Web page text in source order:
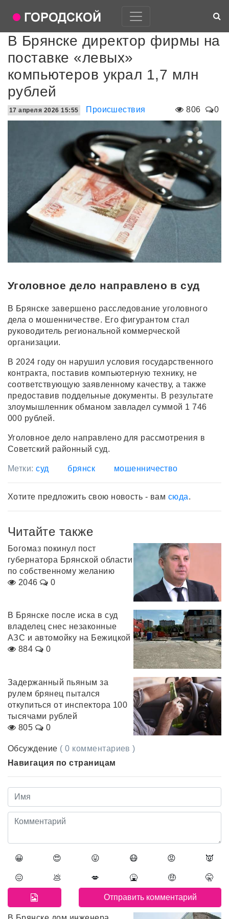
В Брянске директор фирмы на
поставке «левых»
компьютеров украл 1,7 млн
рублей
806 0
17 апреля 2026 15:55 Происшествия
Уголовное дело направлено в суд
В Брянске завершено расследование уголовного
дела о мошенничестве. Его фигурантом стал
руководитель региональной коммерческой
организации.
В 2024 году он нарушил условия государственного
контракта, поставив компьютерную технику, не
соответствующую заявленному качеству, а также
предоставив поддельные документы. В результате
злоумышленник обманом завладел суммой 1 746
000 рублей.
Уголовное дело направлено для рассмотрения в
Советский районный суд.
Метки:суд брянск мошенничество
Хотите предложить свою новость - вам сюда.
Читайте также
Богомаз покинул пост
губернатора Брянской области
по собственному желанию
2046
0
В Брянске после иска в суд
владелец снес незаконные
АЗС и автомойку на Бежицкой
884
0
Задержанный пьяным за
рулем брянец пытался
откупиться от инспектора 100
тысячами рублей
805
0
Обсуждение ( 0 комментариев )
Навигация по страницам
😀 😍 😛 😷 😡 👿
😖 💩 💋 🤮 🤑 🤫